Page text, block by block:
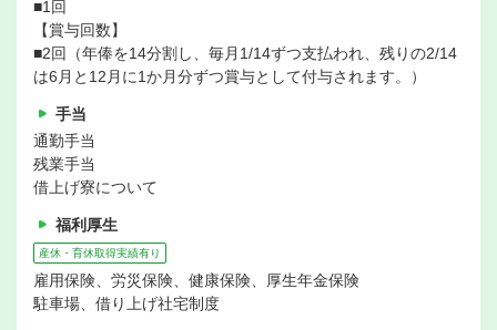
■1回
【賞与回数】
■2回（年俸を14分割し、毎月1/14ずつ支払われ、残りの2/14
は6月と12月に1か月分ずつ賞与として付与されます。）
手当
通勤手当
残業手当
借上げ寮について
福利厚生
産休・育休取得実績有り
雇用保険、労災保険、健康保険、厚生年金保険
駐車場、借り上げ社宅制度